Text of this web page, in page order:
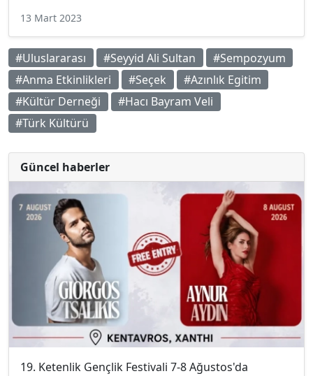
13 Mart 2023
#Uluslararası #Seyyid Ali Sultan
#Sempozyum
#Anma Etkinlikleri
#Seçek
#Azınlık Egitim
#Kültür Derneği
#Hacı Bayram Veli
#Türk Kültürü
Güncel haberler
19. Ketenlik Gençlik Festivali 7-8 Ağustos'da